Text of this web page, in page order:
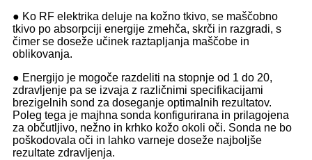
● Ko RF elektrika deluje na kožno tkivo, se maščobno
tkivo po absorpciji energije zmehča, skrči in razgradi, s
čimer se doseže učinek raztapljanja maščobe in
oblikovanja.
● Energijo je mogoče razdeliti na stopnje od 1 do 20,
zdravljenje pa se izvaja z različnimi specifikacijami
brezigelnih sond za doseganje optimalnih rezultatov.
Poleg tega je majhna sonda konfigurirana in prilagojena
za občutljivo, nežno in krhko kožo okoli oči. Sonda ne bo
poškodovala oči in lahko varneje doseže najboljše
rezultate zdravljenja.